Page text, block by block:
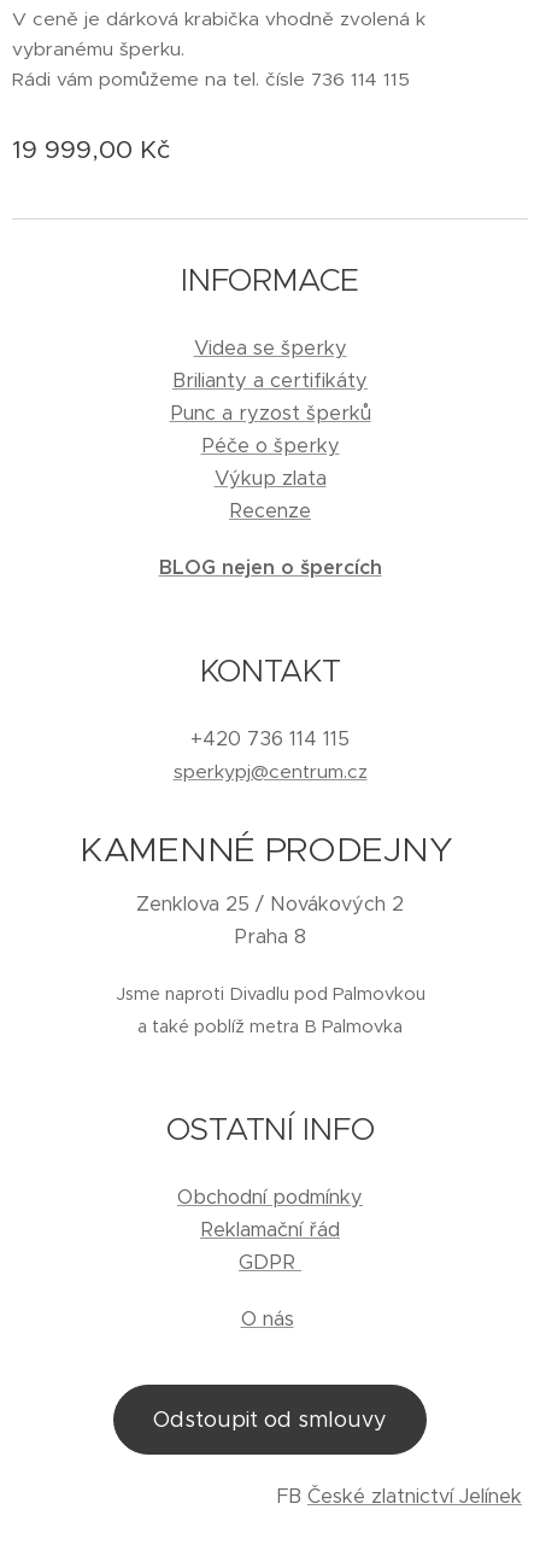
V ceně je dárková krabička vhodně zvolená k
vybranému šperku.
Rádi vám pomůžeme na tel. čísle 736 114 115
19 999,00 Kč
INFORMACE
Videa se šperky
Brilianty a certifikáty
Punc a ryzost šperků
Péče o šperky
Výkup zlata
Recenze
BLOG nejen o špercích
KONTAKT
+420 736 114 115
sperkypj@centrum.cz
KAMENNÉ PRODEJNY
Zenklova 25 / Novákových 2
Praha 8
Jsme naproti Divadlu pod Palmovkou
a také poblíž metra B Palmovka
OSTATNÍ INFO
Obchodní podmínky
Reklamační řád
GDPR
O nás
Odstoupit od smlouvy
FB České zlatnictví Jelínek